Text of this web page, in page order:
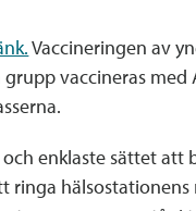
Vaccineringen av
vaccineras med
enklaste sättet att
ringa hälsostationens